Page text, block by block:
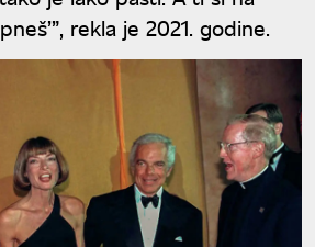
rekla je 2021. godine.